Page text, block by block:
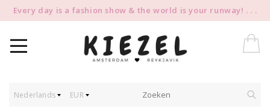
Every day is a fashion show & the world is your runway! . . .
Nederlands EUR